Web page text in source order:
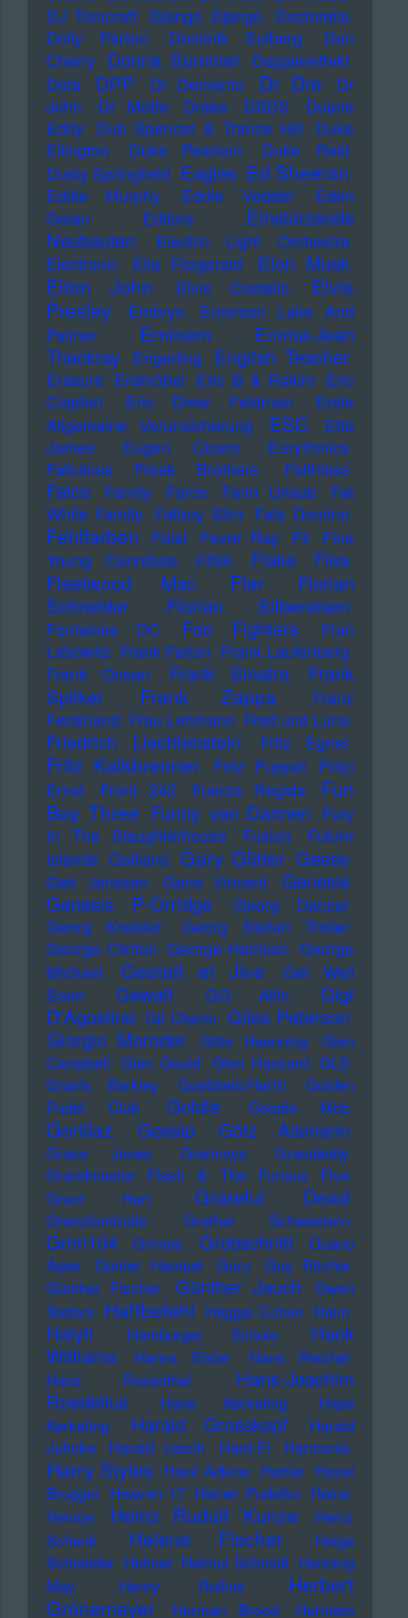
DJ Tomcraft Django Django
Doctorella
Dolly Parton
Dominik Eulberg
Don
Cherry Donna Summer Dopplereffekt
Dota
DPP Dr Demento Dr Dre
Dr
John
Dr Motte Drake DSDS
Duane
Eddy
Dub Spencer & Trance Hill
Duke
Ellington
Duke Pearson
Duke Reid
Dusty Springfield Eagles Ed Sheeran
Eddie Murphy Eddie Vedder
Eden
Golan
Editors
Einstürzende
Neubauten
Electric Light Orchestra
Electronic
Ella Fitzgerald Elon Musk
Elton John Elvis Costello
Elvis
Presley
Embryo
Emerson Lake And
Palmer
Eminem
Emma-Jean
Thackray
Engerling English Teacher
Erasure Erdmöbel Eric B & Rakim Eric
Clapton
Eric Drew Feldman
Erste
Allgemeine Verunsicherung
ESC
Etta
James
Eugen Cicero
Eurythmics
Fabulous Freak Brothers
Faithless
Falco Family Farce Farin Urlaub
Fat
White Family Fatboy Slim Fats Domino
Fehlfarben Feist Fever Ray Fil
Fine
Young Cannibals
FINK Flake
Flea
Fleetwood Mac
Fler
Florian
Schneider
Florian Silbereisen
Fontaines DC Foo Fighters
Fran
Lebowitz Frank Farian Frank Laufenberg
Frank Ocean
Frank Sinatra
Frank
Spilker
Frank Zappa
Franz
Ferdinand Frau Lehmann Fred und Luna
Friedrich Liechtenstein Fritz Egner
Fritz Kalkbrenner Fritz Puppel
Fritzi
Ernst
Front 242 Fuerza Regida
Fun
Boy Three Funny van Dannen Fury
In The Slaughterhouse
Fusion
Future
Islands Galliano Gary Glitter Geese
Geir Jenssen Gene Vincent
Genesis
Genesis P-Orridge
Georg Danzer
Georg Kreisler
Georg Stefan Troller
George Clinton George Harrison George
Michael
Gestalt et Jive
Get Well
Soon
Gewalt GG Allin
Gigi
D'Agostino Gil Ofarim Giles Peterson
Giorgio Moroder
Gitte Haenning
Glen
Campbell Glen Gould Glen Hansard GLS
Gnarls Barkley
Goebbels/Harth
Golden
Pudel Club
Goldie Goodie Mob
Gorillaz Gossip Götz Alsmann
Grace Jones Grammys
Grandaddy
Grandmaster Flash & The Furious Five
Grant Hart
Grateful Dead
Grenzkontrolle Grether Schwestern
Grim104 Grimes Grobschnitt
Guano
Apes
Gunter Hampel Guru
Guy Ritchie
Günther Fischer
Günther Jauch
Gwen
Stefani Haftbefehl Haggai Cohen Haim
Haiyti Hamburger Schule
Hank
Williams
Hanns Eisler
Hans Reichel
Hans Rosenthal
Hans-Joachim
Roedelius
Haoe Kerkeling
Hape
Kerkeling
Harald Grosskopf
Harald
Juhnke
Harald Lesch Hard-Fi Harmonia
Harry Styles Hasil Adkins Hattler Hazel
Brugger Heaven 17 Heiner Pudelko Heino
Heintje
Heinz Rudolf Kunze
Heinz
Schenk
Helene Fischer
Helge
Schneider Helmet Helmut Schmidt Henning
May
Henry Rollins
Herbert
Grönemeyer
Herman Brood Hermeto